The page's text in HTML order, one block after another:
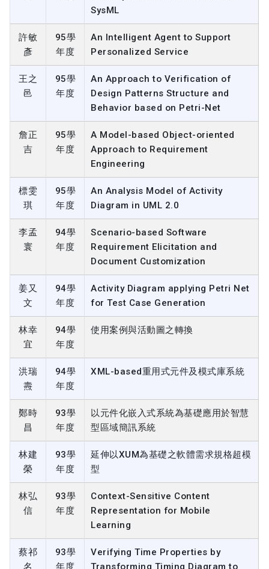
SysML
許敏
彥
95學
年度
An Intelligent Agent to Support
Personalized Service
王之
邑
95學
年度
An Approach to Verification of
Design Patterns Structure and
Behavior based on Petri-Net
詹正
吉
95學
年度
A Model-based Object-oriented
Approach to Requirement
Engineering
標雯
琪
95學
年度
An Analysis Model of Activity
Diagram in UML 2.0
李孟
寰
94學
年度
Scenario-based Software
Requirement Elicitation and
Document Customization
姜又
文
94學
年度
Activity Diagram applying Petri Net
for Test Case Generation
林幸
宜
94學
年度
使用案例與活動圖之轉換
洪瑞
燾
94學
年度
XML-based重用式元件及模式庫系統
鄭時
昌
93學
年度
以元件化嵌入式系統為基礎應用於智慧
型區域簡訊系統
林建
榮
93學
年度
延伸以XUM為基礎之軟體需求規格超模
型
林弘
信
93學
年度
Context-Sensitive Content
Representation for Mobile
Learning
蔡祁
名
93學
年度
Verifying Time Properties by
Transforming Timing Diagram to